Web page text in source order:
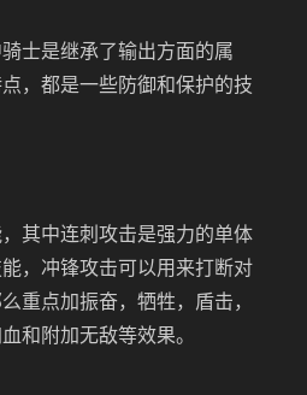
士是继承了输出方面的属
，都是一些防御和保护的技
其中连刺攻击是强力的单体
，冲锋攻击可以用来打断对
重点加振奋，牺牲，盾击，
和附加无敌等效果。